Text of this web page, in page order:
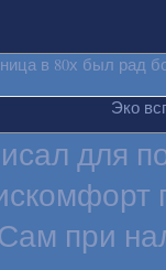
в 80х был рад
Эко
для
при